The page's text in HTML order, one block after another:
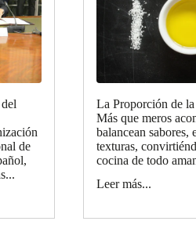
de
La Proporción de
Más que meros
balancean sabores,
texturas,
cocina de todo
Leer más...